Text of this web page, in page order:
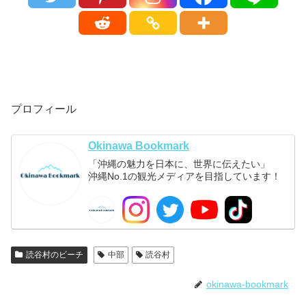
プロフィール
Okinawa Bookmark
「沖縄の魅力を日本に、世界に伝えたい」
沖縄No.1の観光メディアを目指しています！
読谷村のビーチ 中部 読谷村
okinawa-bookmark